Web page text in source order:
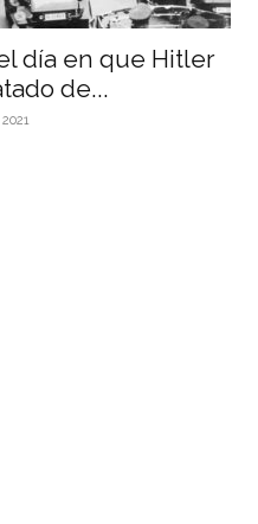
día en que Hitler
de...